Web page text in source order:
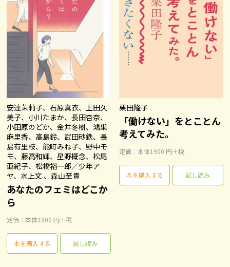
安達茉莉子、石原真衣、上田久
美子、小川たまか、長田杏奈、
小田原のどか、金井冬樹、鴻巣
麻里香、高島鈴、武田砂鉄、長
島有里枝、能町みね子、野中モ
モ、藤高和輝、星野概念、松尾
亜紀子、松橋裕一郎／少年ア
ヤ、水上文 、森山至貴
あなたのフェミはどこか
ら
定価：本体1800 円＋税
本を購入する 試し読み
栗田隆子
「働けない」をとことん
考えてみた。
定価：本体1900 円＋税
本を購入する 試し読み